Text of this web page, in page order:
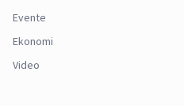
Evente
Ekonomi
Video